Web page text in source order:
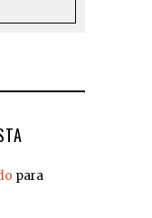
para